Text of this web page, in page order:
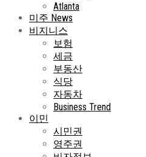
Atlanta
미주 News
비지니스
보험
세금
부동산
식당
자동차
Business Trend
이민
시민권
영주권